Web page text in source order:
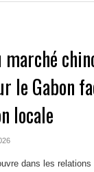
le Gabon
locale
dans les